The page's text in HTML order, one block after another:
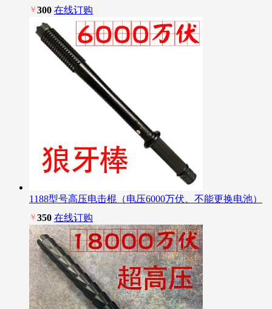
￥ 300 在线订购
1188型号高压电击棍（电压6000万伏、不能更换电池）
￥ 350 在线订购